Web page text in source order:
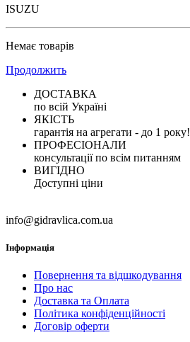
ISUZU
Немає товарів
Продолжить
ДОСТАВКА
по всій Україні
ЯКІСТЬ
гарантія на агрегати - до 1 року!
ПРОФЕСІОНАЛИ
консультації по всім питанням
ВИГІДНО
Доступні ціни
info@gidravlica.com.ua
Інформація
Повернення та відшкодування
Про нас
Доставка та Оплата
Політика конфіденційності
Договір оферти